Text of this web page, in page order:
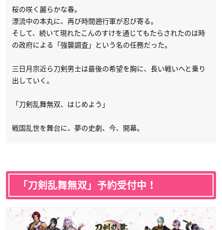
桜の咲く麗らかな春。
漂流中の本丸に、再び時間遡行軍が忍び寄る。
そして、続いて現れたこんのすけを通じてもたらされたのは時
の政府による「強襲調査」という名の任務だった。
三日月宗近ら刀剣男士は最後の希望を胸に、長い戦いへと乗り
出していく。
「刀剣乱舞無双、はじめよう」
戦国乱世を舞台に、夢の史劇、今、開幕。
「刀剣乱舞無双」 予約受付中 ！